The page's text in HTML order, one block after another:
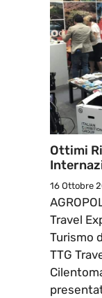
Ottimi
16 Ottobre
Travel
Turismo
TTG